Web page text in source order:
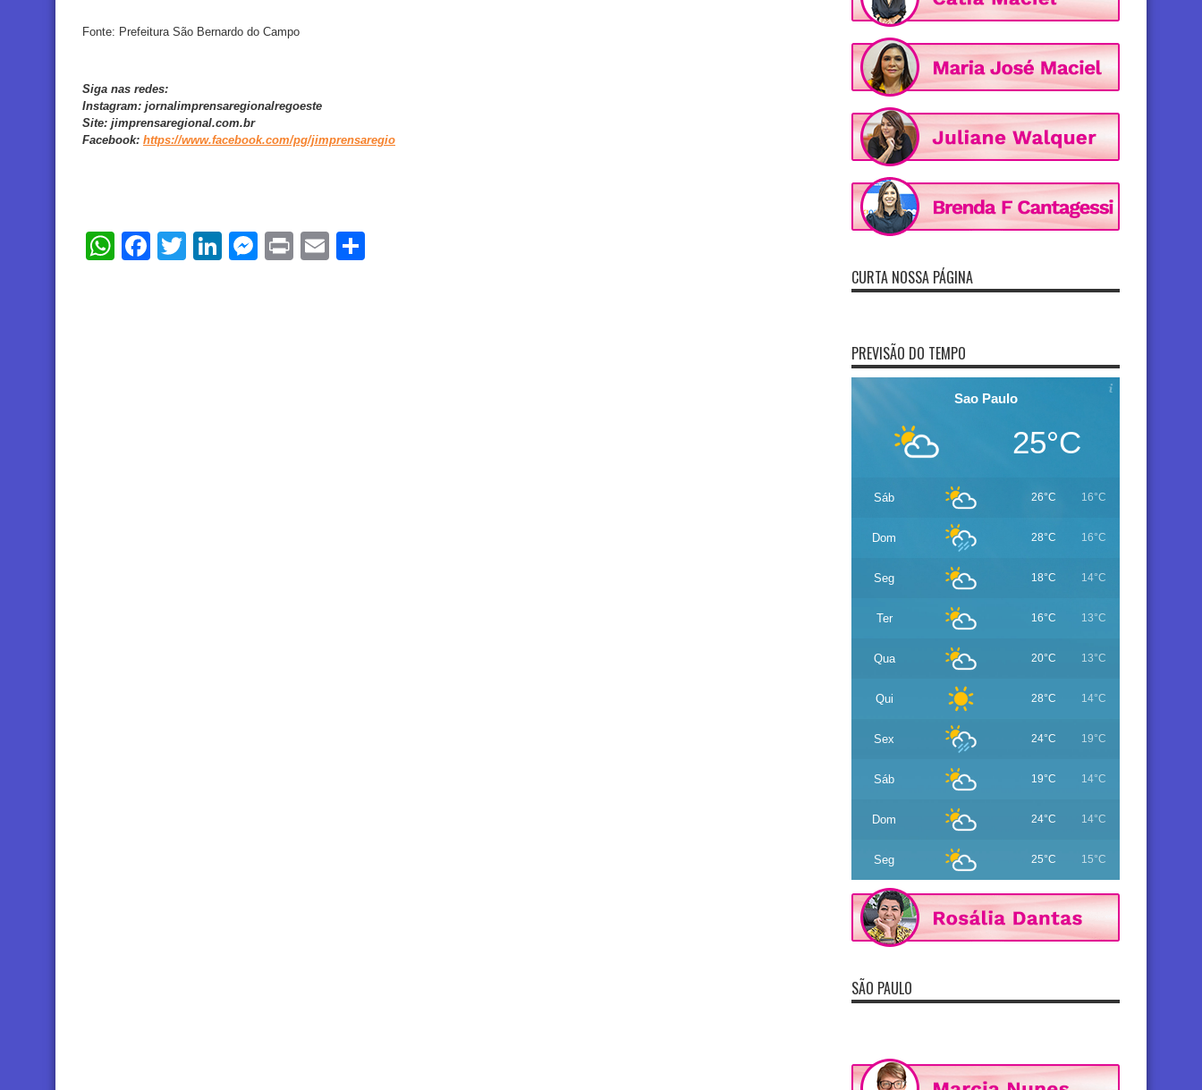
Fonte: Prefeitura São Bernardo do Campo
Siga nas redes:
Instagram: jornalimprensaregionalregoeste
Site: jimprensaregional.com.br
Facebook: https://www.facebook.com/pg/jimprensaregio
WhatsApp
Facebook
TwitterLinkedIn
Messenger
PrintEmail
CURTA NOSSA PÁGINA
PREVISÃO DO TEMPO
Sao Paulo
25°C
Sáb 26°C 16°C
Dom 28°C 16°C
Seg 18°C 14°C
Ter 16°C 13°C
Qua 20°C 13°C
Qui 28°C 14°C
Sex 24°C 19°C
Sáb 19°C 14°C
Dom 24°C 14°C
Seg 25°C 15°C
SÃO PAULO